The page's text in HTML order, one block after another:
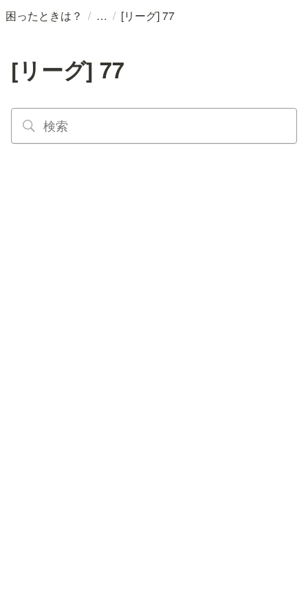
困ったときは？ / / [リーグ] 77
[リーグ] 77